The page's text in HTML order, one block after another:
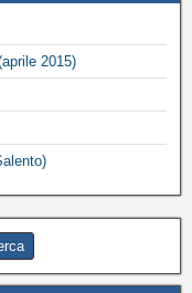
2015)